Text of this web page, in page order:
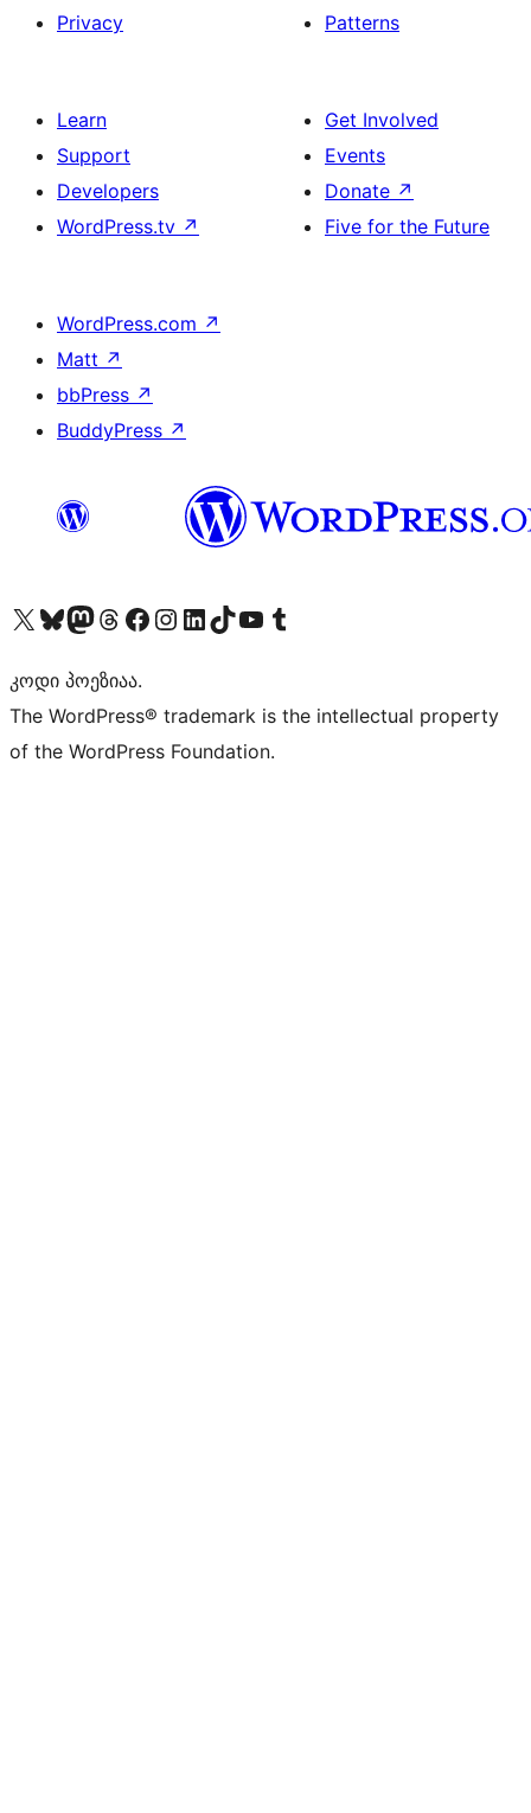
Privacy
Patterns
Learn
Support
Developers
WordPress.tv ↗
Get Involved
Events
Donate ↗
Five for the Future
WordPress.com ↗
Matt ↗
bbPress ↗
BuddyPress ↗
Visit our X (formerly Twitter) account
Visit our Bluesky account
Visit our Mastodon account
Visit our Threads account
Visit our Facebook page
Visit our Instagram account
Visit our LinkedIn account
Visit our TikTok account
Visit our YouTube channel
Visit our Tumblr account
კოდი პოეზიაა.
The WordPress® trademark is the intellectual property
of the WordPress Foundation.